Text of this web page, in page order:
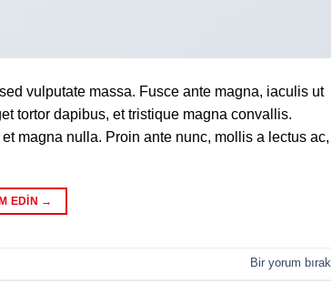
vulputate massa. Fusce ante magna, iaculis ut
tortor dapibus, et tristique magna convallis.
magna nulla. Proin ante nunc, mollis a lectus ac,
EDIN →
Bir yorum bırak